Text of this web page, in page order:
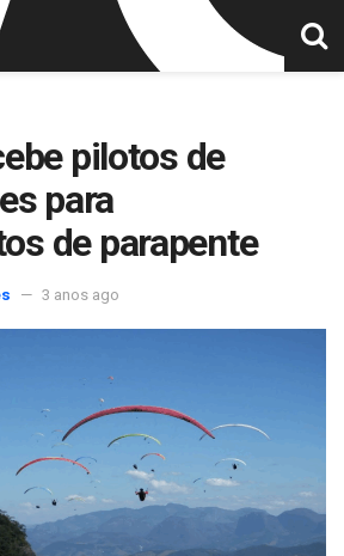
pilotos de
para
de parapente
3 anos ago